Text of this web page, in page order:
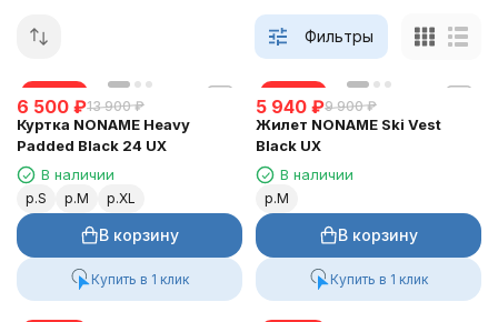
Фильтры
скидка
6 500 ₽13 900 ₽
Куртка NONAME Heavy
Padded Black 24 UX
В наличии
р.S р.M р.XL
В корзину
Купить в 1 клик
скидка
5 940 ₽9 900 ₽
Жилет NONAME Ski Vest
Black UX
В наличии
р.M
В корзину
Купить в 1 клик